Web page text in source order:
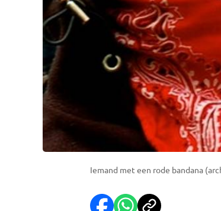
Iemand met een rode bandana